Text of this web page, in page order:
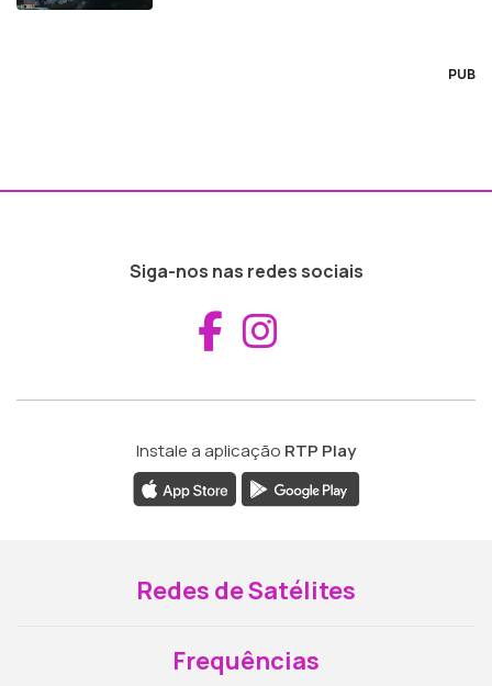
PUB
Siga-nos nas redes sociais
Aceder ao
Instale a aplicação RTP Play
Redes de Satélites
Frequências